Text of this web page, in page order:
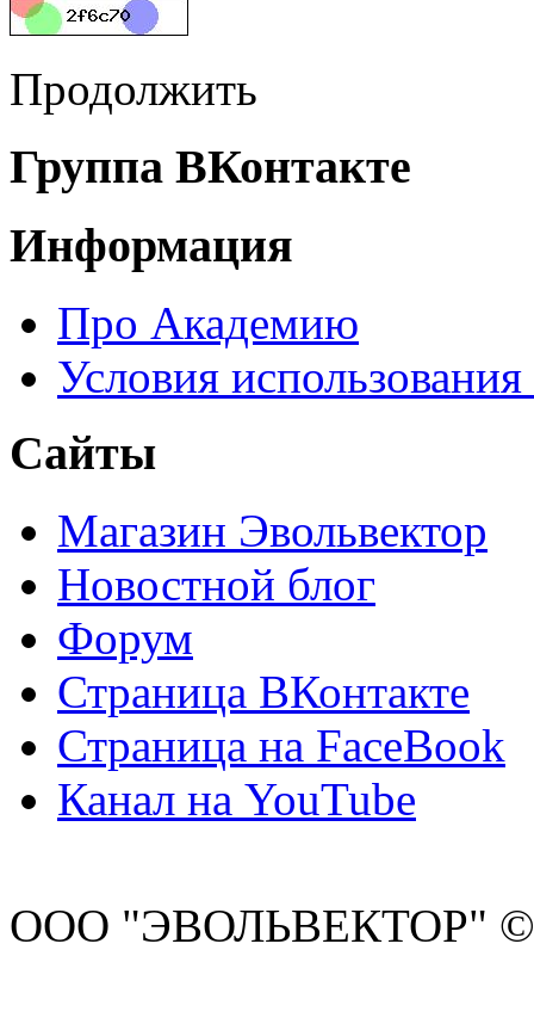
Продолжить
Группа ВКонтакте
Информация
Про Академию
Условия
Сайты
Магазин Эвольвектор
Новостной блог
Форум
Страница ВКонтакте
Страница на FaceBook
Канал на YouTube
ООО "ЭВОЛЬВЕКТОР" ©